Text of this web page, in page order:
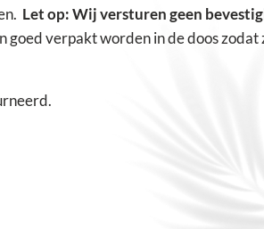
Let op: Wij versturen geen
verpakt worden in de doos zodat